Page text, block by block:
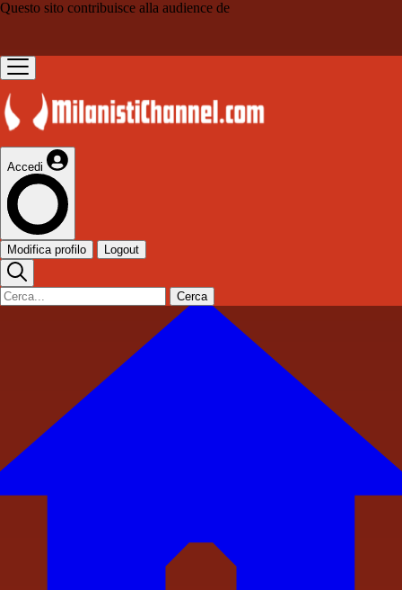
Questo sito contribuisce alla audience de
Accedi
Modifica profilo Logout
Cerca